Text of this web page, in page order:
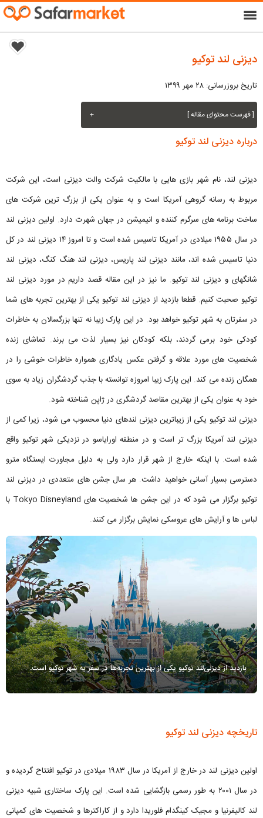
menu
دیزنی لند توکیو
تاریخ بروزرسانی: ۲۸ مهر ۱۳۹۹
[ فهرست محتوای مقاله ] +
درباره دیزنی لند توکیو
دیزنی لند، نام شهر بازی هایی با مالکیت شرکت والت دیزنی است، این شرکت
مربوط به رسانه‌ گروهی آمریکا است و به عنوان یکی از بزرگ ‌ترین شرکت‌ های
ساخت برنامه های سرگرم کننده و انیمیشن در جهان شهرت دارد. اولین دیزنی ‌لند
در سال ۱۹۵۵ میلادی در آمریکا تاسیس شده است و تا امروز ۱۴ دیزنی لند در کل
دنیا تاسیس شده اند، مانند دیزنی لند پاریس، دیزنی لند هنگ کنگ، دیزنی لند
شانگهای و دیزنی لند توکیو. ما نیز در این مقاله قصد داریم در مورد دیزنی لند
توکیو صحبت کنیم. قطعا بازدید از دیزنی لند توکیو یکی از بهترین تجربه های شما
در سفرتان به شهر توکیو خواهد بود. در این پارک زیبا نه تنها بزرگسالان به خاطرات
کودکی خود برمی گردند، بلکه کودکان نیز بسیار لذت می برند. تماشای زنده
شخصیت های مورد علاقه و گرفتن عکس یادگاری همواره خاطرات خوشی را در
همگان زنده می کند. این پارک زیبا امروزه توانسته با جذب گردشگران زیاد به سوی
خود به عنوان یکی از بهترین مقاصد گردشگری در ژاپن شناخته شود.
دیزنی ‌لند توکیو یکی از زیباترین دیزنی ‌لندهای دنیا محسوب می شود، زیرا کمی از
دیزنی لند آمریکا بزرگ تر است و در منطقه اورایاسو در نزدیکی شهر توکیو واقع
شده است. با اینکه خارج از شهر قرار دارد ولی به دلیل مجاورت ایستگاه مترو
دسترسی بسیار آسانی خواهید داشت. هر سال جشن ‌های متعددی در دیزنی ‌لند
توکیو برگزار می شود که در این جشن‌ ها شخصیت ‌های Tokyo Disneyland با‌
لباس ها و آرایش های عروسکی نمایش برگزار می کنند.
تاریخچه دیزنی لند توکیو
اولین دیزنی لند در خارج از آمریکا در سال ۱۹۸۳ میلادی در توکیو افتتاح گردیده و
در سال ۲۰۰۱ به طور رسمی بازگشایی شده است. این پارک ساختاری شبیه دیزنی
لند کالیفرنیا و مجیک کینگدام فلوریدا دارد و از کاراکترها و شخصیت های کمپانی